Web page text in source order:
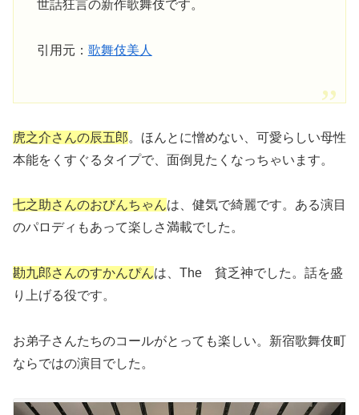
世話狂言の新作歌舞伎です。
引用元： 歌舞伎美人
虎之介さんの辰五郎。ほんとに憎めない、可愛らしい母性
本能をくすぐるタイプで、面倒見たくなっちゃいます。
七之助さんのおびんちゃんは、健気で綺麗です。ある演目
のパロディもあって楽しさ満載でした。
勘九郎さんのすかんぴんは、The 貧乏神でした。話を盛
り上げる役です。
お弟子さんたちのコールがとっても楽しい。新宿歌舞伎町
ならではの演目でした。